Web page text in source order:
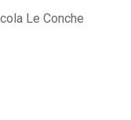
Le Conche